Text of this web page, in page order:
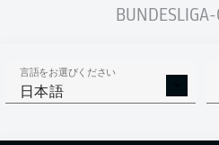
言語をお選びください
日本語
90'+ 5 Full-time: Darmstadt
The two sides could not be